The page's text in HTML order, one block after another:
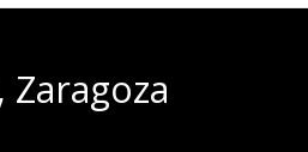
Zaragoza